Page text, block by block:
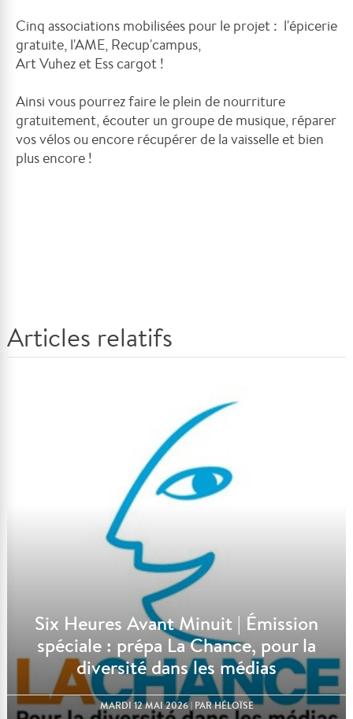
Cinq associations mobilisées pour le projet : l'épicerie
gratuite, l'AME, Recup'campus,
ArtVuhez et Ess cargot !
Ainsi vous pourrez faire le plein de nourriture
gratuitement, écouter un groupe de musique, réparer
vos vélos ou encore récupérer de la vaisselle et bien
plus encore !
Articles relatifs
Six Heures Avant Minuit | Émission
spéciale : prépa La Chance, pour la
diversité dans les médias
MARDI 12 MAI 2026| PAR HÉLOÏSE